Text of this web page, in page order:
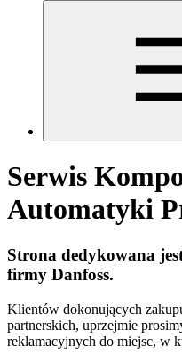
Serwis
Automatyki
Strona dedykowana
firmy Danfoss.
Klientów dokonujących
partnerskich, uprzejmie
reklamacyjnych do miejsc, w